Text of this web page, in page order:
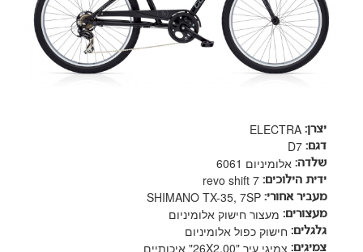
יצרן: ELECTRA
דגם: D7
שלדה: אלומיניום 6061
ידית הילוכים: revo shift 7
מעביר אחורי: SHIMANO TX-35, 7SP
מעצורים: מעצור חישוק אלומיניום
גלגלים: חישוק כפול אלומיניום
צמיגים: צמיגי עיר "26X2.00" איכותיים